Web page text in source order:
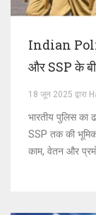
Indian
और SSP के
18 जून 2025 द्वारा
भारतीय पुलिस
SSP तक की
काम, वेतन और